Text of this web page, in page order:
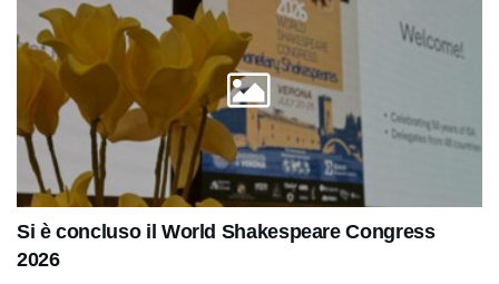
Si è concluso il World Shakespeare Congress
2026